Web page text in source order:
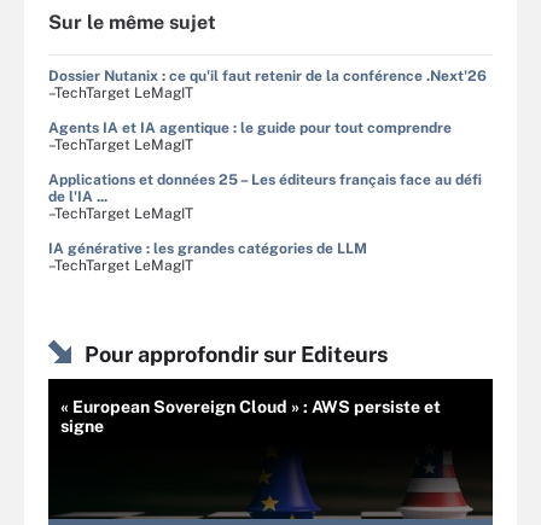
Sur le même sujet
Dossier Nutanix : ce qu'il faut retenir de la conférence .Next'26
–TechTarget LeMagIT
Agents IA et IA agentique : le guide pour tout comprendre
–TechTarget LeMagIT
Applications et données 25 – Les éditeurs français face au défi
de l'IA ...
–TechTarget LeMagIT
IA générative : les grandes catégories de LLM
–TechTarget LeMagIT
Pour approfondir sur Editeurs
« European Sovereign Cloud » : AWS persiste et
signe